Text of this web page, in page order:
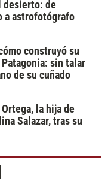
desierto: de
a astrofotógrafo
construyó su
sin talar
de su cuñado
la hija de
Salazar, tras su